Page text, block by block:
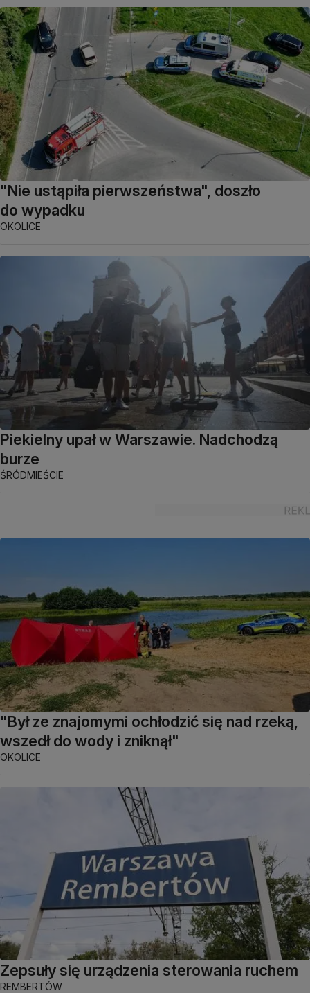
"Nie ustąpiła pierwszeństwa", doszło
do wypadku
OKOLICE
Piekielny upał w Warszawie. Nadchodzą
burze
ŚRÓDMIEŚCIE
"Był ze znajomymi ochłodzić się nad rzeką,
wszedł do wody i zniknął"
OKOLICE
Zepsuły się urządzenia sterowania ruchem
REMBERTÓW